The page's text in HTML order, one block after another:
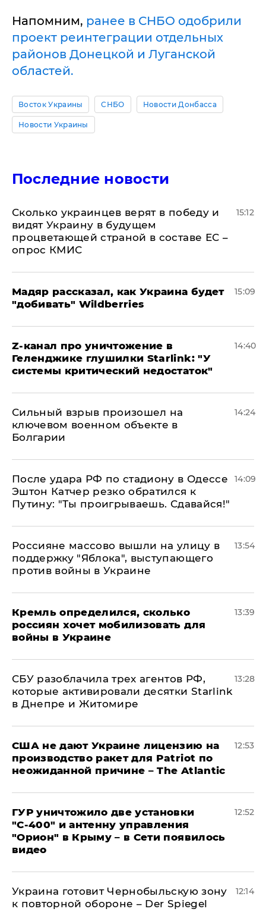
Напомним, ранее в СНБО одобрили
проект реинтеграции отдельных
районов Донецкой и Луганской
областей.
Восток Украины СНБО Новости Донбасса
Новости Украины
Последние новости
Сколько украинцев верят в победу и
видят Украину в будущем
процветающей страной в составе ЕС –
опрос КМИС
15:12
Мадяр рассказал, как Украина будет
"добивать" Wildberries
15:09
Z-канал про уничтожение в
Геленджике глушилки Starlink: "У
системы критический недостаток"
14:40
Сильный взрыв произошел на
ключевом военном объекте в
Болгарии
14:24
После удара РФ по стадиону в Одессе
Эштон Катчер резко обратился к
Путину: "Ты проигрываешь. Сдавайся!"
14:09
Россияне массово вышли на улицу в
поддержку "Яблока", выступающего
против войны в Украине
13:54
Кремль определился, сколько
россиян хочет мобилизовать для
войны в Украине
13:39
СБУ разоблачила трех агентов РФ,
которые активировали десятки Starlink
в Днепре и Житомире
13:28
США не дают Украине лицензию на
производство ракет для Patriot по
неожиданной причине – The Atlantic
12:53
ГУР уничтожило две установки
"С‑400" и антенну управления
"Орион" в Крыму – в Сети появилось
видео
12:52
Украина готовит Чернобыльскую зону
к повторной обороне – Der Spiegel
12:14